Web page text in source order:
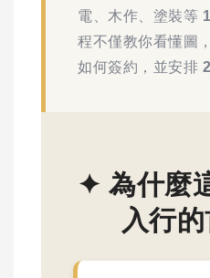
電、木作、塗裝等
程不僅教你看懂圖
如何簽約，並安排
✦ 為什麼
入行